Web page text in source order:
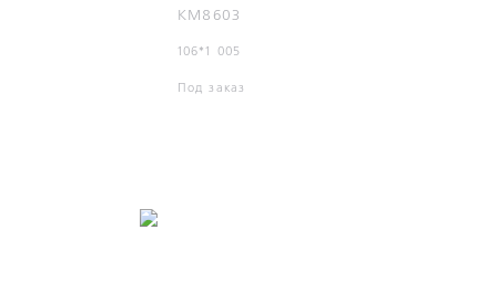
KM8603
106*1 005
Под заказ